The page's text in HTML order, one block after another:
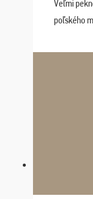
Veľmi
poľského
Navštívili